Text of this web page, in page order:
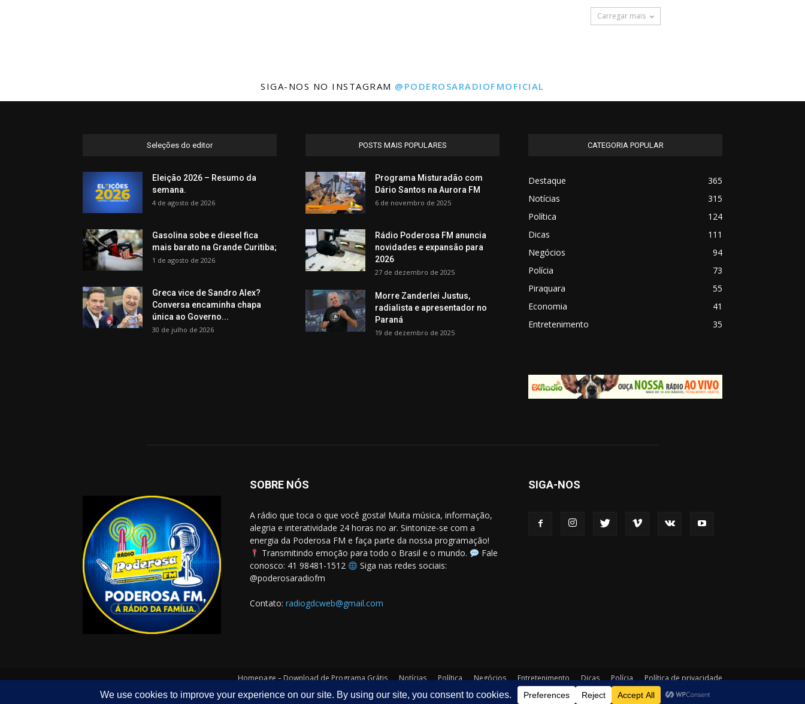
Carregar mais
SIGA-NOS NO INSTAGRAM @PODEROSARADIOFMOFICIAL
Seleções do editor
Eleição 2026 – Resumo da
semana.
4 de agosto de 2026
Gasolina sobe e diesel fica
mais barato na Grande Curitiba;
1 de agosto de 2026
Greca vice de Sandro Alex?
Conversa encaminha chapa
única ao Governo...
30 de julho de 2026
POSTS MAIS POPULARES
Programa Misturadão com
Dário Santos na Aurora FM
6 de novembro de 2025
Rádio Poderosa FM anuncia
novidades e expansão para
2026
27 de dezembro de 2025
Morre Zanderlei Justus,
radialista e apresentador no
Paraná
19 de dezembro de 2025
CATEGORIA POPULAR
Destaque
365
Notícias
315
Política
124
Dicas
111
Negócios
94
Polícia
73
Piraquara
55
Economia
41
Entretenimento
35
SOBRE NÓS
A rádio que toca o que você gosta! Muita música, informação,
alegria e interatividade 24 horas no ar. Sintonize-se com a
energia da Poderosa FM e faça parte da nossa programação!
Transmitindo emoção para todo o Brasil e o mundo.
Fale
conosco: 41 98481-1512
Siga nas redes sociais:
@poderosaradiofm
Contato: radiogdcweb@gmail.com
SIGA-NOS
Homepage – Download de Programa Grátis Notícias Política Negócios Entretenimento Dicas Polícia Política de privacidade
© Rádio Poderosa FM – Todos os direitos reservados.